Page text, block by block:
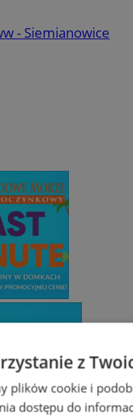
- Siemianowice
z
plików cookie i
dostępu do